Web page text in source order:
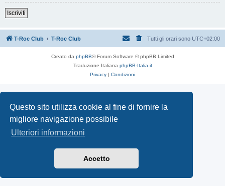
Questo sito utilizza cookie al fine di fornire la
migliore navigazione possibile
Ulteriori informazioni
Accetto
Iscriviti
T-Roc Club T-Roc Club Tutti gli orari sono UTC+02:00
Creato da phpBB® Forum Software © phpBB Limited
Traduzione Italiana phpBB-Italia.it
Privacy | Condizioni